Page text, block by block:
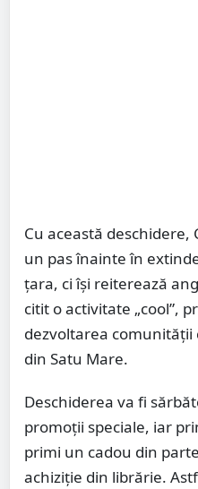
Cu această
un pas înainte în
țara, ci își reiterează
citit o activitate „cool”,
dezvoltarea
din Satu Mare.
Deschiderea va fi
promoții speciale, iar
primi un cadou din
achiziție din librărie.